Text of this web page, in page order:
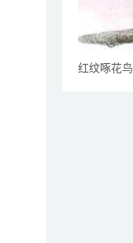
红纹啄花鸟